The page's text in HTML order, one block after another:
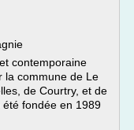
contemporaine
la commune de Le
de Courtry, et de
fondée en 1989